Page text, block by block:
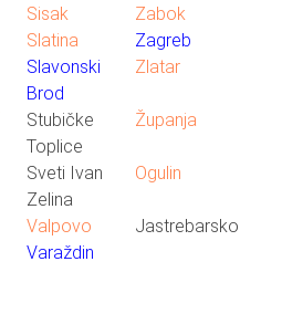
Sisak
Zabok
Slatina
Zagreb
Slavonski
Brod
Zlatar
Stubičke
Toplice
Županja
Sveti Ivan
Zelina
Ogulin
Valpovo
Jastrebarsko
Varaždin